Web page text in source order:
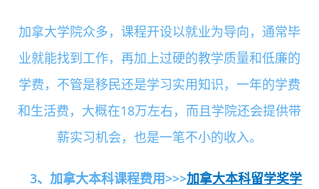
加拿大学院众多，课程开设以就业为导向，通常毕
业就能找到工作，再加上过硬的教学质量和低廉的
学费，不管是移民还是学习实用知识，一年的学费
和生活费，大概在18万左右，而且学院还会提供带
薪实习机会，也是一笔不小的收入。
3、加拿大本科课程费用>>>加拿大本科留学奖学